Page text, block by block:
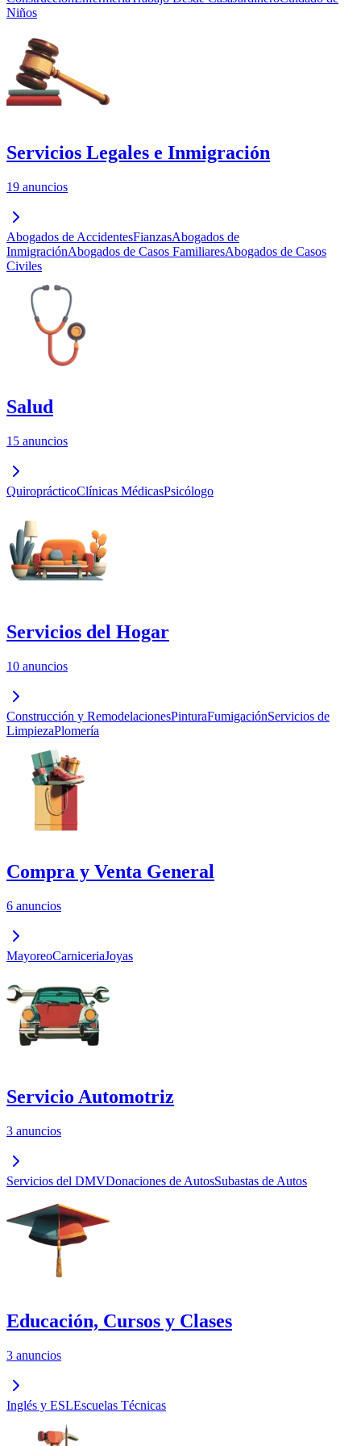
Niños
Servicios Legales e Inmigración
19 anuncios
Abogados de AccidentesFianzasAbogados de
InmigraciónAbogados de Casos FamiliaresAbogados de Casos
Civiles
Salud
15 anuncios
QuiroprácticoClínicas MédicasPsicólogo
Servicios del Hogar
10 anuncios
Construcción y RemodelacionesPinturaFumigaciónServicios de
LimpiezaPlomería
Compra y Venta General
6 anuncios
MayoreoCarniceriaJoyas
Servicio Automotriz
3 anuncios
Servicios del DMVDonaciones de AutosSubastas de Autos
Educación, Cursos y Clases
3 anuncios
Inglés y ESLEscuelas Técnicas